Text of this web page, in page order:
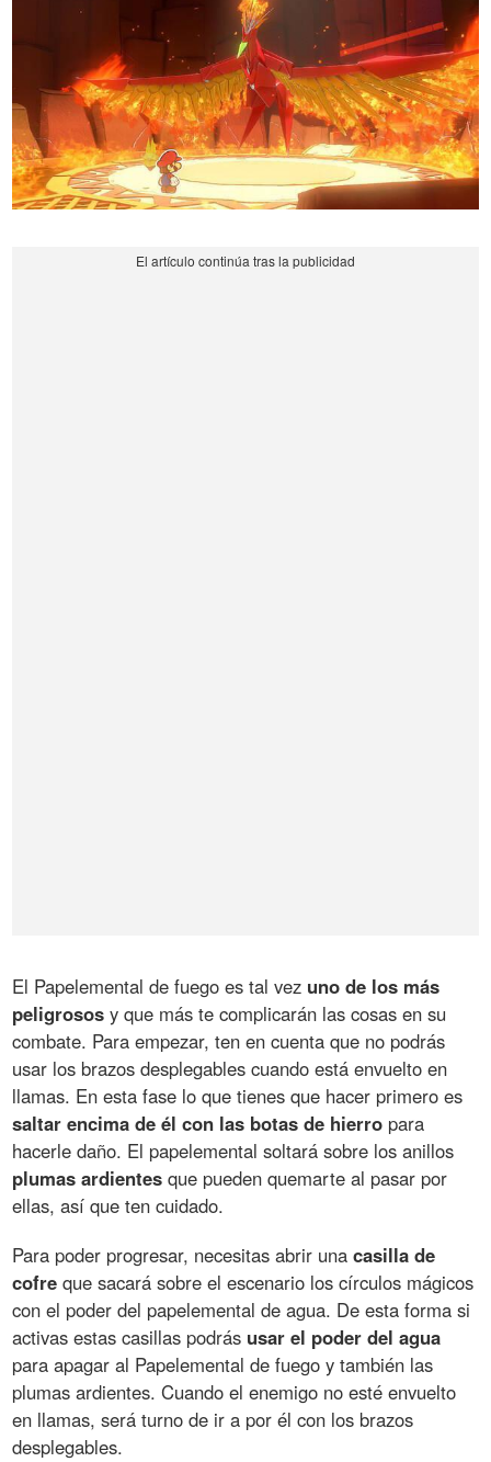
El Papelemental de fuego es tal vez uno de los más
peligrosos y que más te complicarán las cosas en su
combate. Para empezar, ten en cuenta que no podrás
usar los brazos desplegables cuando está envuelto en
llamas. En esta fase lo que tienes que hacer primero es
saltar encima de él con las botas de hierro para
hacerle daño. El papelemental soltará sobre los anillos
plumas ardientes que pueden quemarte al pasar por
ellas, así que ten cuidado.
Para poder progresar, necesitas abrir unacasilla de
cofre que sacará sobre el escenario los círculos mágicos
con el poder del papelemental de agua. De esta forma si
activas estas casillas podrás usar el poder del agua
para apagar al Papelemental de fuego y también las
plumas ardientes. Cuando el enemigo no esté envuelto
en llamas, será turno de ir a por él con los brazos
desplegables.